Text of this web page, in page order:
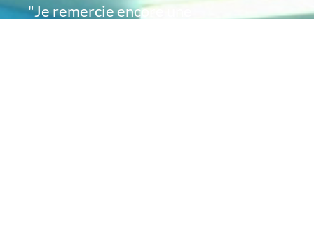
"Je remercie encore une